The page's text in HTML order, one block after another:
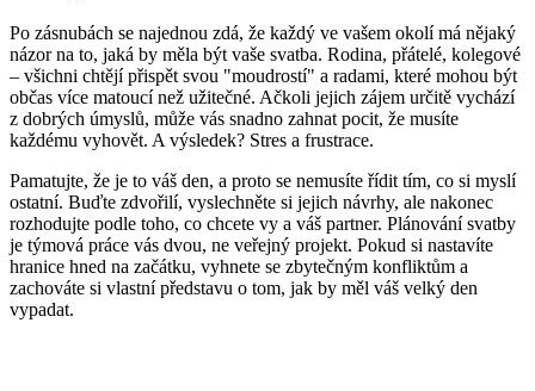
Po zásnubách se najednou zdá, že každý ve vašem okolí má nějaký
názor na to, jaká by měla být vaše svatba. Rodina, přátelé, kolegové
– všichni chtějí přispět svou "moudrostí" a radami, které mohou být
občas více matoucí než užitečné. Ačkoli jejich zájem určitě vychází
z dobrých úmyslů, může vás snadno zahnat pocit, že musíte
každému vyhovět. A výsledek? Stres a frustrace.
Pamatujte, že je to váš den, a proto se nemusíte řídit tím, co si myslí
ostatní. Buďte zdvořilí, vyslechněte si jejich návrhy, ale nakonec
rozhodujte podle toho, co chcete vy a váš partner. Plánování svatby
je týmová práce vás dvou, ne veřejný projekt. Pokud si nastavíte
hranice hned na začátku, vyhnete se zbytečným konfliktům a
zachováte si vlastní představu o tom, jak by měl váš velký den
vypadat.